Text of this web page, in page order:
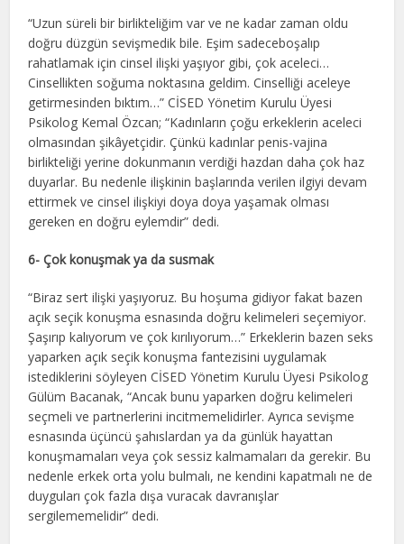
“Uzun süreli bir birlikteliğim var ve ne kadar zaman oldu
doğru düzgün sevişmedik bile. Eşim sadeceboşalıp
rahatlamak için cinsel ilişki yaşıyor gibi, çok aceleci…
Cinsellikten soğuma noktasına geldim. Cinselliği aceleye
getirmesinden bıktım…” CİSED Yönetim Kurulu Üyesi
Psikolog Kemal Özcan; “Kadınların çoğu erkeklerin aceleci
olmasından şikâyetçidir. Çünkü kadınlar penis-vajina
birlikteliği yerine dokunmanın verdiği hazdan daha çok haz
duyarlar. Bu nedenle ilişkinin başlarında verilen ilgiyi devam
ettirmek ve cinsel ilişkiyi doya doya yaşamak olması
gereken en doğru eylemdir” dedi.
6- Çok konuşmak ya da susmak
“Biraz sert ilişki yaşıyoruz. Bu hoşuma gidiyor fakat bazen
açık seçik konuşma esnasında doğru kelimeleri seçemiyor.
Şaşırıp kalıyorum ve çok kırılıyorum…” Erkeklerin bazen seks
yaparken açık seçik konuşma fantezisini uygulamak
istediklerini söyleyen CİSED Yönetim Kurulu Üyesi Psikolog
Gülüm Bacanak, “Ancak bunu yaparken doğru kelimeleri
seçmeli ve partnerlerini incitmemelidirler. Ayrıca sevişme
esnasında üçüncü şahıslardan ya da günlük hayattan
konuşmamaları veya çok sessiz kalmamaları da gerekir. Bu
nedenle erkek orta yolu bulmalı, ne kendini kapatmalı ne de
duyguları çok fazla dışa vuracak davranışlar
sergilememelidir” dedi.